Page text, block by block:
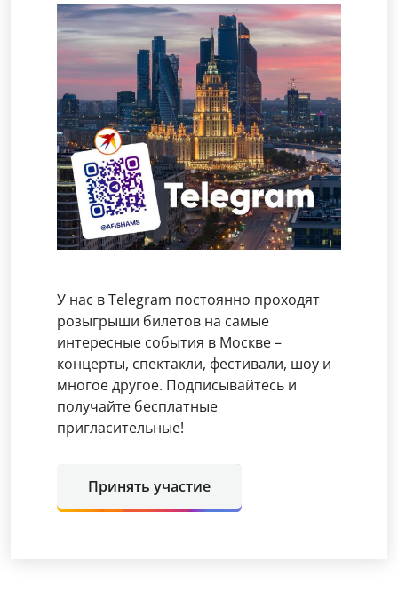
У нас в Telegram постоянно проходят
розыгрыши билетов на самые
интересные события в Москве –
концерты, спектакли, фестивали, шоу и
многое другое. Подписывайтесь и
получайте бесплатные
пригласительные!
Принять участие